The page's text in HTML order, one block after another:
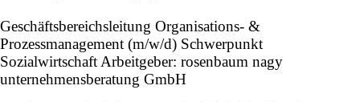
Geschäftsbereichsleitung Organisations- &
Prozessmanagement (m/w/d) Schwerpunkt
Sozialwirtschaft Arbeitgeber: rosenbaum nagy
unternehmensberatung GmbH